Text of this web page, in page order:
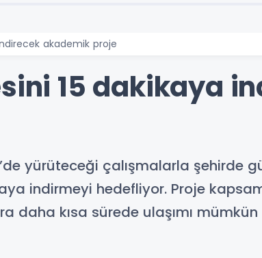
akademik proje
15 dakikaya
yürüteceği çalışmalarla şehirde
indirmeyi hedefliyor. Proje
daha kısa sürede ulaşımı